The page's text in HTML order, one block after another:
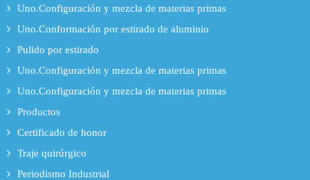
Uno.Configuración y mezcla de materias primas
Uno.Conformación por estirado de aluminio
Pulido por estirado
Uno.Configuración y mezcla de materias primas
Uno.Configuración y mezcla de materias primas
Productos
Certificado de honor
Traje quirúrgico
Periodismo Industrial